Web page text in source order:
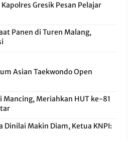
Gresik Pesan Pelajar
Panen di Turen Malang,
Asian Taekwondo Open
Mancing, Meriahkan HUT ke-81
Dinilai Makin Diam, Ketua KNPI: